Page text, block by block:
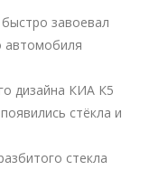
завоевал
автомобиля
дизайна КИА К5
стёкла и
стекла